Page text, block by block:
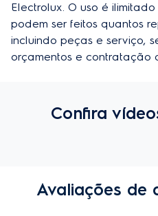
Electrolux. O uso é
podem ser feitos quantos
incluindo peças e serviço,
orçamentos e contratação
Confira
Avaliações de